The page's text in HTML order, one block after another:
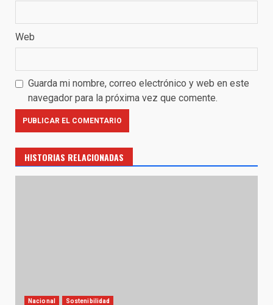
Web
Guarda mi nombre, correo electrónico y web en este
navegador para la próxima vez que comente.
HISTORIAS RELACIONADAS
Nacional Sostenibilidad